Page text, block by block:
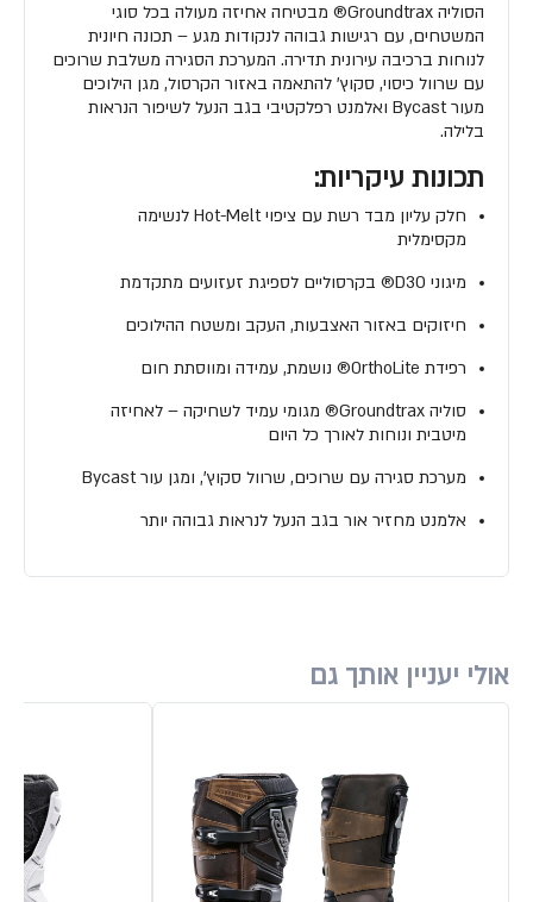
הסוליה Groundtrax® מבטיחה אחיזה מעולה בכל סוגי
המשטחים, עם רגישות גבוהה לנקודות מגע – תכונה חיונית
לנוחות ברכיבה עירונית תדירה. המערכת הסגירה משלבת שרוכים
עם שרוול כיסוי, סקוץ' להתאמה באזור הקרסול, מגן הילוכים
מעור Bycast ואלמנט רפלקטיבי בגב הנעל לשיפור הנראות
בלילה.
תכונות עיקריות:
חלק עליון מבד רשת עם ציפוי Hot-Melt לנשימה
מקסימלית
מיגוני D3O® בקרסוליים לספיגת זעזועים מתקדמת
חיזוקים באזור האצבעות, העקב ומשטח ההילוכים
רפידת OrthoLite® נושמת, עמידה ומווסתת חום
סוליה Groundtrax® מגומי עמיד לשחיקה – לאחיזה
מיטבית ונוחות לאורך כל היום
מערכת סגירה עם שרוכים, שרוול סקוץ', ומגן עור Bycast
אלמנט מחזיר אור בגב הנעל לנראות גבוהה יותר
אולי יעניין אותך גם